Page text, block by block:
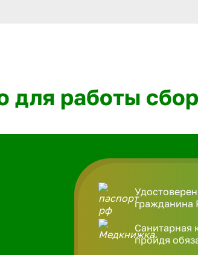
для работы
гражданина
Санитарная
пройдя